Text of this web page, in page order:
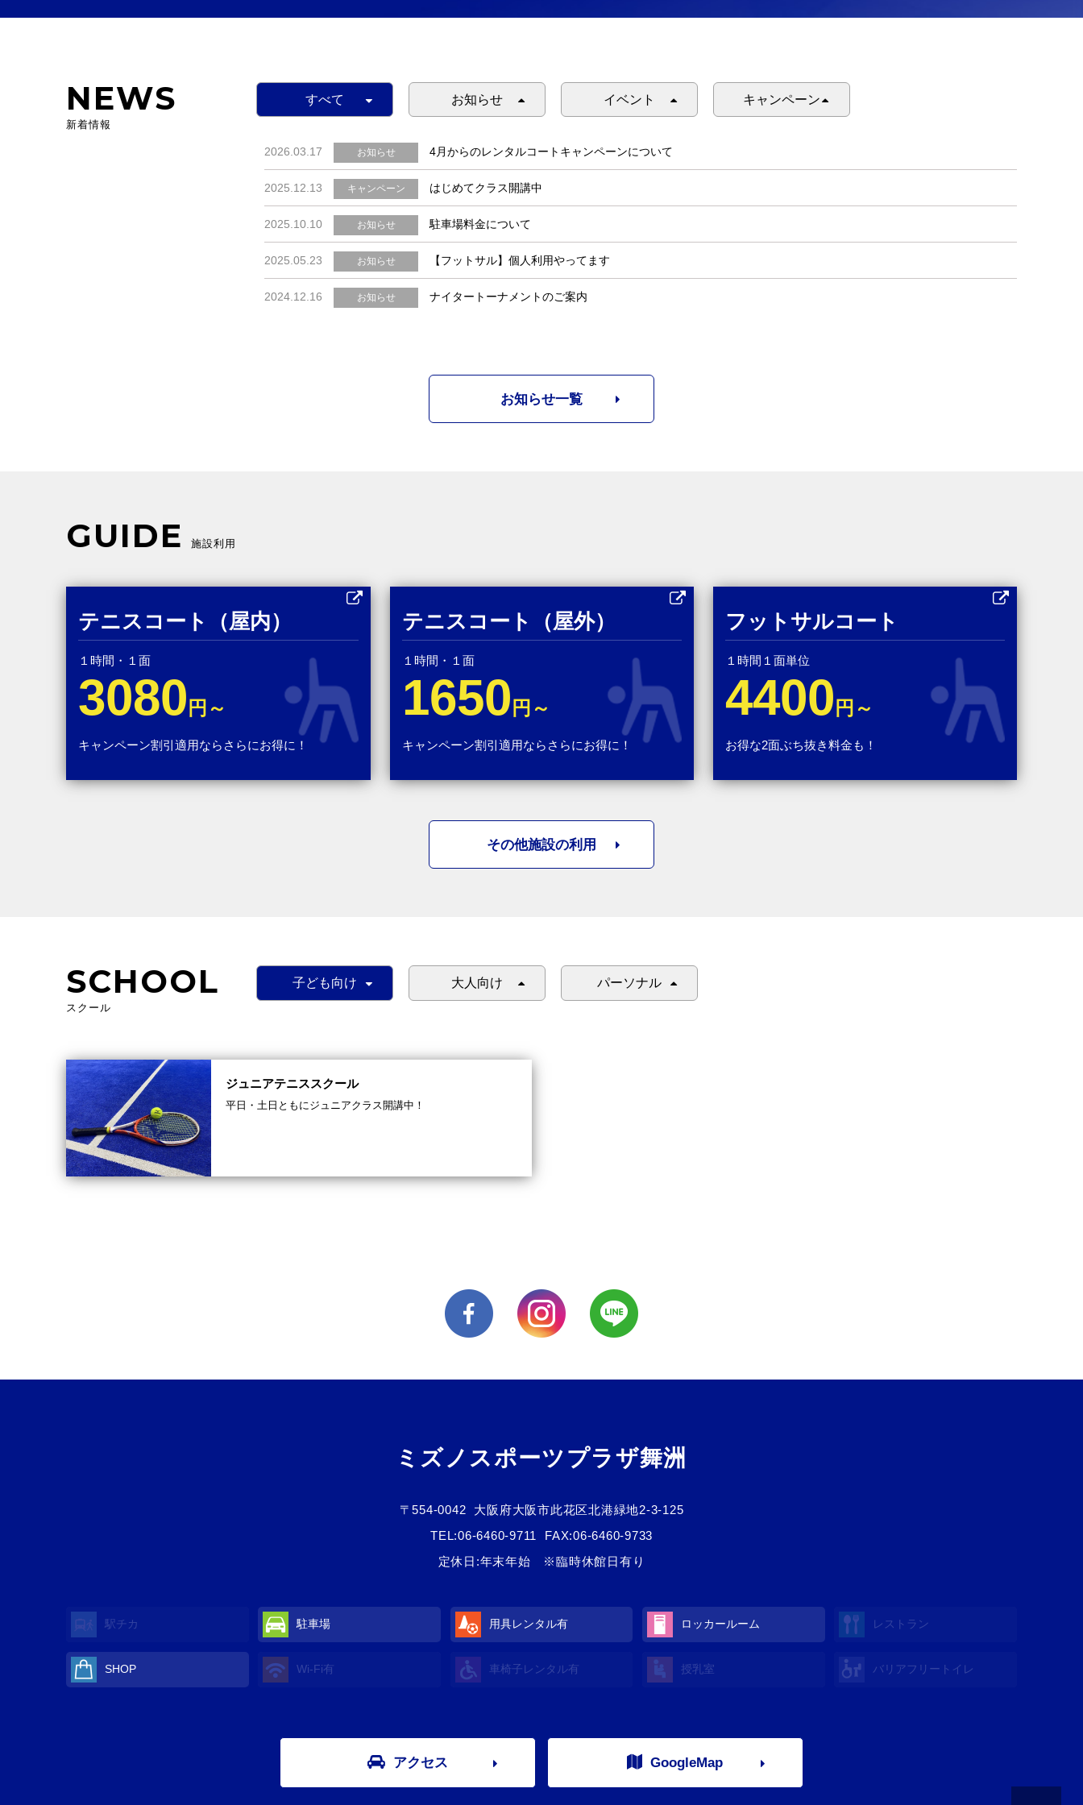
NEWS
新着情報
すべて お知らせ イベント キャンペーン
2026.03.17 お知らせ 4月からのレンタルコートキャンペーンについて
2025.12.13 キャンペーン はじめてクラス開講中
2025.10.10 お知らせ 駐車場料金について
2025.05.23 お知らせ 【フットサル】個人利用やってます
2024.12.16 お知らせ ナイタートーナメントのご案内
お知らせ一覧
GUIDE 施設利用
テニスコート（屋内）
１時間・１面
3080 円～
キャンペーン割引適用ならさらにお得に！
テニスコート（屋外）
１時間・１面
1650 円～
キャンペーン割引適用ならさらにお得に！
フットサルコート
１時間１面単位
4400 円～
お得な2面ぶち抜き料金も！
その他施設の利用
SCHOOL
スクール
子ども向け 大人向け パーソナル
ジュニアテニススクール
平日・土日ともにジュニアクラス開講中！
ミズノスポーツプラザ舞洲
〒554-0042
大阪府大阪市此花区北港緑地2-3-125
TEL:06-6460-9711
FAX:06-6460-9733
定休日:年末年始 ※臨時休館日有り
駅チカ 駐車場 用具レンタル有 ロッカールーム レストラン
SHOP Wi-Fi有 車椅子レンタル有 授乳室 バリアフリートイレ
アクセス GoogleMap